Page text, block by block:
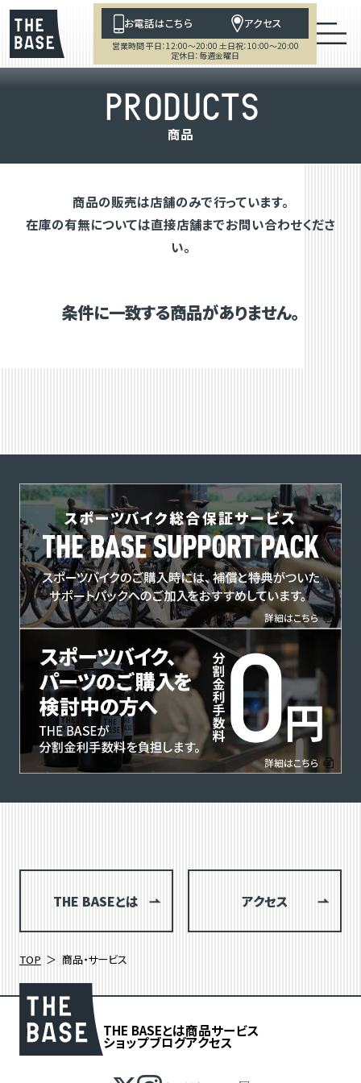
お電話はこちら アクセス
営業時間 平日：12:00～20:00 土日祝：10:00～20:00
定休日：毎週金曜日
PRODUCTS
商品
商品の販売は店舗のみで行っています。
在庫の有無については直接店舗までお問い合わせくださ
い。
条件に一致する商品がありません。
THE BASEとは アクセス
TOP 商品・サービス
THE BASEとは商品サービス
ショップブログアクセス